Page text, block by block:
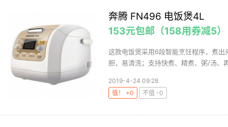
奔腾 FN496 电饭煲4L
153元包邮（158用券减5）
这款电饭煲采用6段智能烹饪程序，煮
胆，易清洗；支持快煮、精煮、粥/汤、
2019-4-24 09:28
值！ +0
不值 -0